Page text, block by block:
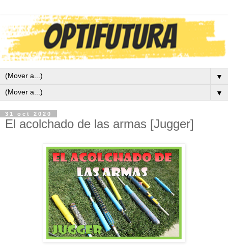
▼
▼
31 oct 2020
El acolchado de las armas [Jugger]